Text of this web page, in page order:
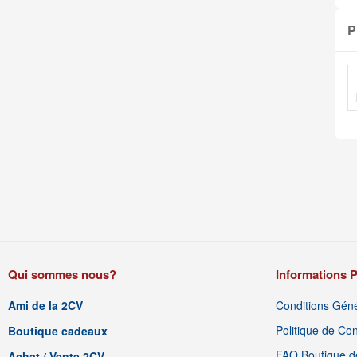
Qui sommes nous?
Ami de la 2CV
Boutique cadeaux
Informations
Conditions
Politique de